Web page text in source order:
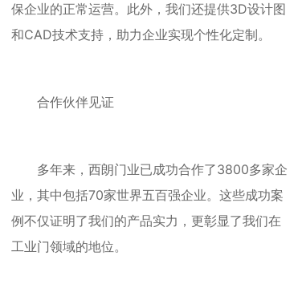
保企业的正常运营。此外，我们还提供3D设计图
和CAD技术支持，助力企业实现个性化定制。
合作伙伴见证
多年来，西朗门业已成功合作了3800多家企
业，其中包括70家世界五百强企业。这些成功案
例不仅证明了我们的产品实力，更彰显了我们在
工业门领域的地位。